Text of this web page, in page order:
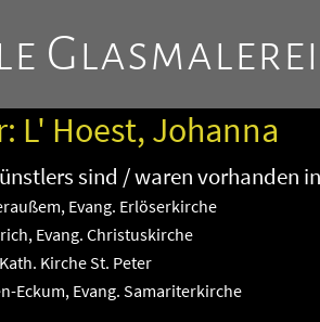
Glasmalerei
L' Hoest, Johanna
sind / waren vorhanden
Evang. Erlöserkirche
Evang. Christuskirche
Kirche St. Peter
Eckum, Evang. Samariterkirche